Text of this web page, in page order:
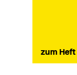
zum Heft